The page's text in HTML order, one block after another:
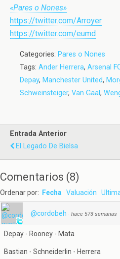
«Pares o Nones»
https://twitter.com/Arroyer
https://twitter.com/eumd
Categories: Pares o Nones
Tags: Ander Herrera, Arsenal
Depay, Manchester United,
Schweinsteiger, Van Gaal,
Entrada Anterior
El Legado De Bielsa
Comentarios (8)
Ordenar por: Fecha Valuación
@cordobeh · hace 573 semanas
Depay - Rooney - Mata
Bastian - Schneiderlin - Herrera